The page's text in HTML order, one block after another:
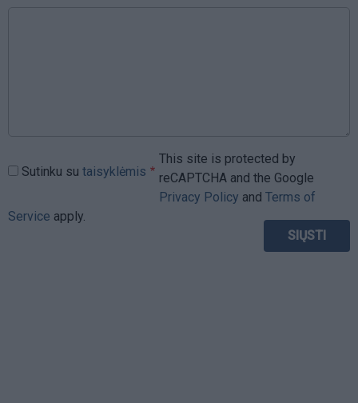
Sutinku su taisyklėmis
This site is protected by
reCAPTCHA and the Google
Privacy Policy and Terms of
Service apply.